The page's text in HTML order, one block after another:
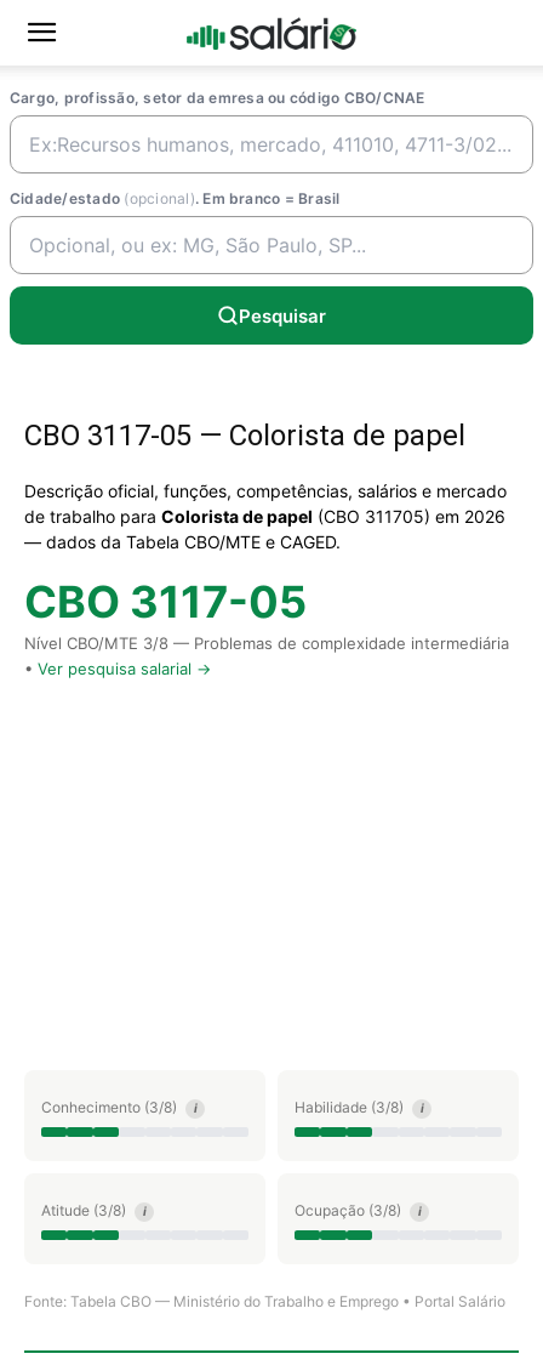
Cargo, profissão, setor da emresa ou código CBO/CNAE
Cidade/estado (opcional). Em branco = Brasil
Pesquisar
CBO 3117-05 — Colorista de papel
Descrição oficial, funções, competências, salários e mercado
de trabalho para Colorista de papel (CBO 311705) em 2026
— dados da Tabela CBO/MTE e CAGED.
CBO 3117-05
Nível CBO/MTE 3/8 — Problemas de complexidade intermediária
• Ver pesquisa salarial →
Conhecimento (3/8) i Habilidade (3/8) i
Atitude (3/8) i Ocupação (3/8) i
Fonte: Tabela CBO — Ministério do Trabalho e Emprego • Portal Salário